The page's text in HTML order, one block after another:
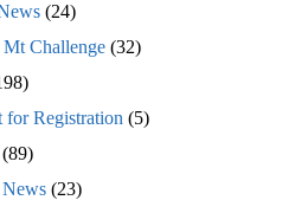
(24)
Challenge(32)
Registration(5)
(23)